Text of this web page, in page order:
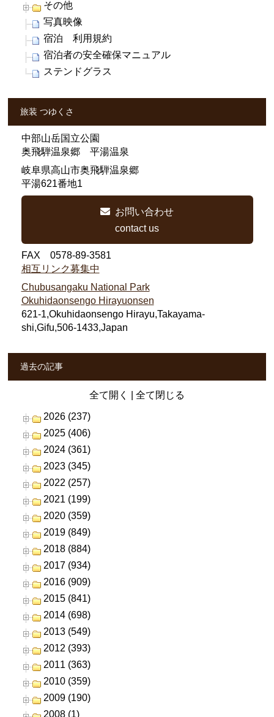
その他
写真映像
宿泊 利用規約
宿泊者の安全確保マニュアル
ステンドグラス
旅装 つゆくさ
中部山岳国立公園
奥飛騨温泉郷 平湯温泉
岐阜県高山市奥飛騨温泉郷
平湯621番地1
お問い合わせ
contact us
FAX 0578-89-3581
相互リンク募集中
Chubusangaku National Park
Okuhidaonsengo Hirayuonsen
621-1,Okuhidaonsengo Hirayu,Takayama-
shi,Gifu,506-1433,Japan
過去の記事
全て開く 全て閉じる
2026 (237)
2025 (406)
2024 (361)
2023 (345)
2022 (257)
2021 (199)
2020 (359)
2019 (849)
2018 (884)
2017 (934)
2016 (909)
2015 (841)
2014 (698)
2013 (549)
2012 (393)
2011 (363)
2010 (359)
2009 (190)
2008 (1)